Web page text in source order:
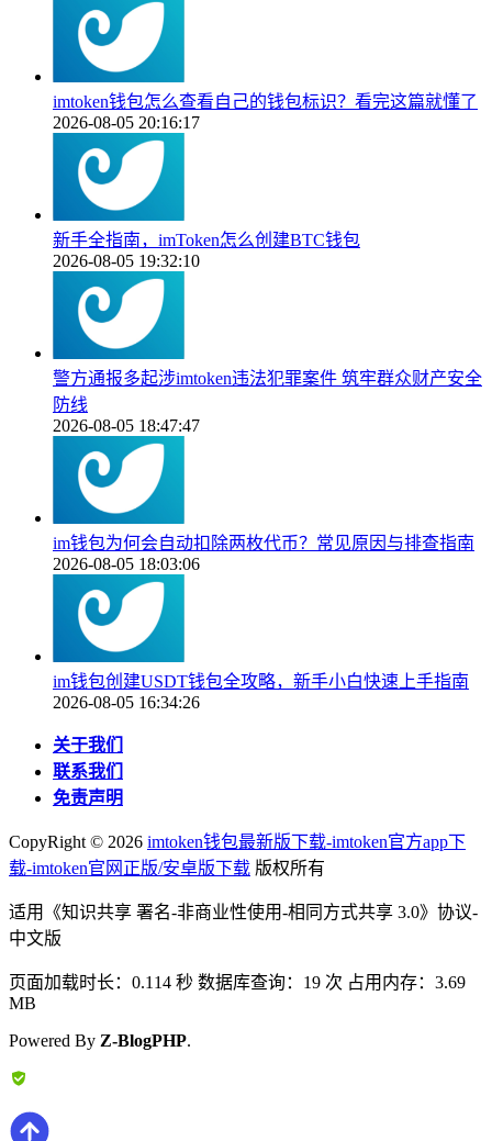
imtoken钱包怎么查看自己的钱包标识？看完这篇就懂了
2026-08-05 20:16:17
新手全指南，imToken怎么创建BTC钱包
2026-08-05 19:32:10
警方通报多起涉imtoken违法犯罪案件 筑牢群众财产安全
防线
2026-08-05 18:47:47
im钱包为何会自动扣除两枚代币？常见原因与排查指南
2026-08-05 18:03:06
im钱包创建USDT钱包全攻略，新手小白快速上手指南
2026-08-05 16:34:26
关于我们
联系我们
免责声明
CopyRight © 2026 imtoken钱包最新版下载-imtoken官方app下
载-imtoken官网正版/安卓版下载 版权所有
适用《知识共享 署名-非商业性使用-相同方式共享 3.0》协议-
中文版
页面加载时长：0.114 秒 数据库查询：19 次 占用内存：3.69
MB
Powered By Z-BlogPHP.